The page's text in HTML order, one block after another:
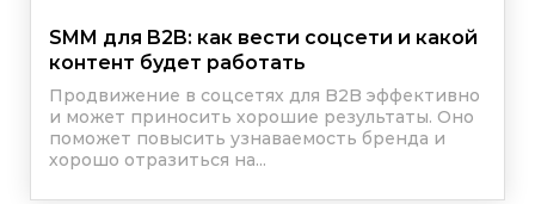
SMM для B2B: как вести соцсети и какой
контент будет работать
Продвижение в соцсетях для B2B эффективно
и может приносить хорошие результаты. Оно
поможет повысить узнаваемость бренда и
хорошо отразиться на...